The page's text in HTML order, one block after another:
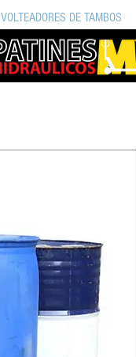
VOLTEADORES DE TAMBOS